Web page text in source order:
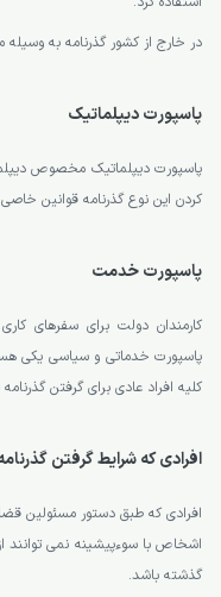
در خارج از کشور گذرنامه به وسیله
پاسپورت دیپلماتیک
پاسپورت دیپلماتیک مخصوص
کردن این نوع گذرنامه قوانین
پاسپورت خدمت
کارمندان دولت برای سفرهای
کلیه افراد عادی برای گرفتن
افرادی که شرایط گرفتن گذرنامه
افرادی که طبق دستور مسئولین
اشخاص با سوءپیشینه نمی توانند
گذشته باشد.